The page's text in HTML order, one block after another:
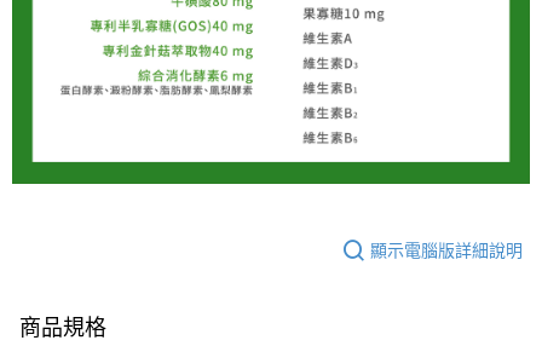
顯示電腦版詳細說明
商品規格